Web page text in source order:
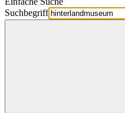
Suchbegriff